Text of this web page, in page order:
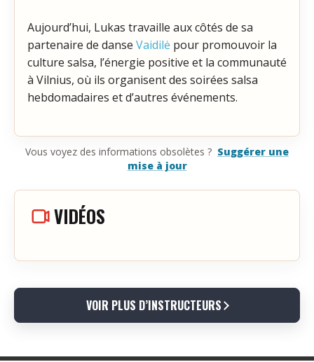
Aujourd’hui, Lukas travaille aux côtés de sa
partenaire de danse Vaidilė pour promouvoir la
culture salsa, l’énergie positive et la communauté
à Vilnius, où ils organisent des soirées salsa
hebdomadaires et d’autres événements.
Vous voyez des informations obsolètes ? Suggérer une
mise à jour
VIDÉOS
VOIR PLUS D’INSTRUCTEURS